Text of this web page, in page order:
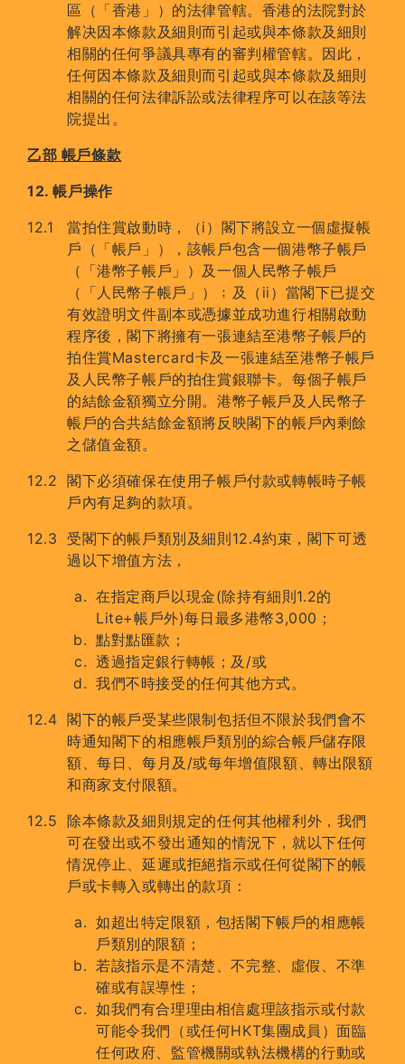
區（「香港」）的法律管轄。香港的法院對於
解决因本條款及細則而引起或與本條款及細則
相關的任何爭議具專有的審判權管轄。因此，
任何因本條款及細則而引起或與本條款及細則
相關的任何法律訴訟或法律程序可以在該等法
院提出。
乙部 帳戶條款
12. 帳戶操作
當拍住賞啟動時，（i）閣下將設立一個虛擬帳
戶（「帳戶」），該帳戶包含一個港幣子帳戶
（「港幣子帳戶」）及一個人民幣子帳戶
（「人民幣子帳戶」）﹔及（ii）當閣下已提交
有效證明文件副本或憑據並成功進行相關啟動
程序後，閣下將擁有一張連結至港幣子帳戶的
拍住賞Mastercard卡及一張連結至港幣子帳戶
及人民幣子帳戶的拍住賞銀聯卡。每個子帳戶
的結餘金額獨立分開。港幣子帳戶及人民幣子
帳戶的合共結餘金額將反映閣下的帳戶內剩餘
之儲值金額。
閣下必須確保在使用子帳戶付款或轉帳時子帳
戶內有足夠的款項。
受閣下的帳戶類別及細則12.4約束，閣下可透
過以下增值方法，
在指定商戶以現金(除持有細則1.2的
Lite+帳戶外)每日最多港幣3,000；
點對點匯款；
透過指定銀行轉帳；及/或
我們不時接受的任何其他方式。
閣下的帳戶受某些限制包括但不限於我們會不
時通知閣下的相應帳戶類別的綜合帳戶儲存限
額、每日、每月及/或每年增值限額、轉出限額
和商家支付限額。
除本條款及細則規定的任何其他權利外，我們
可在發出或不發出通知的情況下，就以下任何
情況停止、延遲或拒絕指示或任何從閣下的帳
戶或卡轉入或轉出的款項：
如超出特定限額，包括閣下帳戶的相應帳
戶類別的限額；
若該指示是不清楚、不完整、虛假、不準
確或有誤導性；
如我們有合理理由相信處理該指示或付款
可能令我們（或任何HKT集團成員）面臨
任何政府、監管機關或執法機構的行動或